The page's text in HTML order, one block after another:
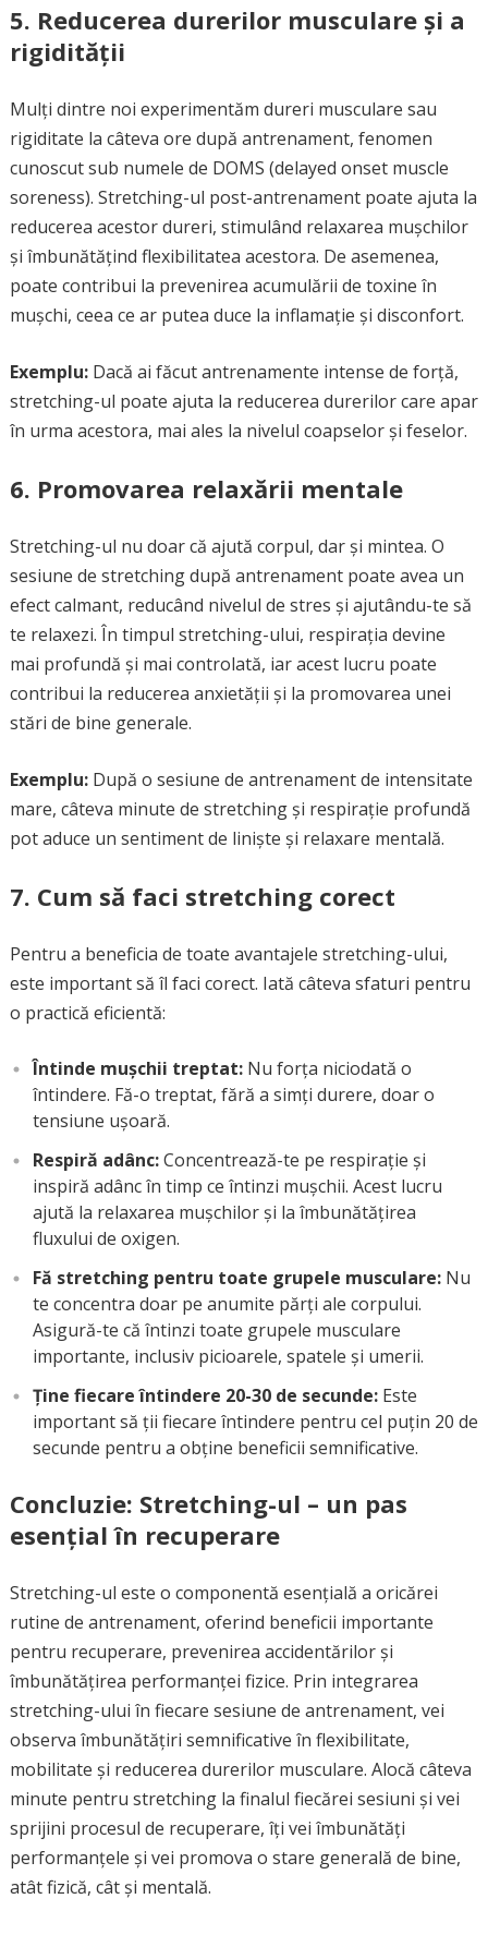
5. Reducerea durerilor musculare și a
rigidității
Mulți dintre noi experimentăm dureri musculare sau
rigiditate la câteva ore după antrenament, fenomen
cunoscut sub numele de DOMS (delayed onset muscle
soreness). Stretching-ul post-antrenament poate ajuta la
reducerea acestor dureri, stimulând relaxarea mușchilor
și îmbunătățind flexibilitatea acestora. De asemenea,
poate contribui la prevenirea acumulării de toxine în
mușchi, ceea ce ar putea duce la inflamație și disconfort.
Exemplu:Dacă ai făcut antrenamente intense de forță,
stretching-ul poate ajuta la reducerea durerilor care apar
în urma acestora, mai ales la nivelul coapselor și feselor.
6. Promovarea relaxării mentale
Stretching-ul nu doar că ajută corpul, dar și mintea. O
sesiune de stretching după antrenament poate avea un
efect calmant, reducând nivelul de stres și ajutându-te să
te relaxezi. În timpul stretching-ului, respirația devine
mai profundă și mai controlată, iar acest lucru poate
contribui la reducerea anxietății și la promovarea unei
stări de bine generale.
Exemplu:După o sesiune de antrenament de intensitate
mare, câteva minute de stretching și respirație profundă
pot aduce un sentiment de liniște și relaxare mentală.
7. Cum să faci stretching corect
Pentru a beneficia de toate avantajele stretching-ului,
este important să îl faci corect. Iată câteva sfaturi pentru
o practică eficientă:
Întinde mușchii treptat:Nu forța niciodată o
întindere. Fă-o treptat, fără a simți durere, doar o
tensiune ușoară.
Respiră adânc:Concentrează-te pe respirație și
inspiră adânc în timp ce întinzi mușchii. Acest lucru
ajută la relaxarea mușchilor și la îmbunătățirea
fluxului de oxigen.
Fă stretching pentru toate grupele musculare:Nu
te concentra doar pe anumite părți ale corpului.
Asigură-te că întinzi toate grupele musculare
importante, inclusiv picioarele, spatele și umerii.
Ține fiecare întindere 20-30 de secunde:Este
important să ții fiecare întindere pentru cel puțin 20 de
secunde pentru a obține beneficii semnificative.
Concluzie: Stretching-ul – un pas
esențial în recuperare
Stretching-ul este o componentă esențială a oricărei
rutine de antrenament, oferind beneficii importante
pentru recuperare, prevenirea accidentărilor și
îmbunătățirea performanței fizice. Prin integrarea
stretching-ului în fiecare sesiune de antrenament, vei
observa îmbunătățiri semnificative în flexibilitate,
mobilitate și reducerea durerilor musculare. Alocă câteva
minute pentru stretching la finalul fiecărei sesiuni și vei
sprijini procesul de recuperare, îți vei îmbunătăți
performanțele și vei promova o stare generală de bine,
atât fizică, cât și mentală.